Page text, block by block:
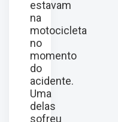
estavam
na
motocicleta
no
momento
do
acidente.
Uma
delas
sofreu